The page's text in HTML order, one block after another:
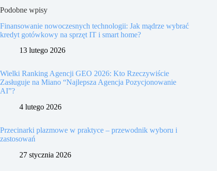
Podobne wpisy
Finansowanie nowoczesnych technologii: Jak mądrze wybrać
kredyt gotówkowy na sprzęt IT i smart home?
13 lutego 2026
Wielki Ranking Agencji GEO 2026: Kto Rzeczywiście
Zasługuje na Miano “Najlepsza Agencja Pozycjonowanie
AI”?
4 lutego 2026
Przecinarki plazmowe w praktyce – przewodnik wyboru i
zastosowań
27 stycznia 2026